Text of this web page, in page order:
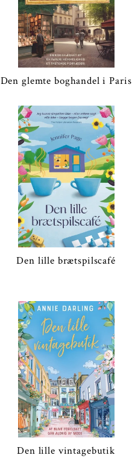
Den glemte boghandel i Paris
Den lille brætspilscafé
Den lille vintagebutik